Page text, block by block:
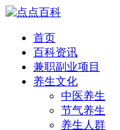
首页
百科资讯
兼职副业项目
养生文化
中医养生
节气养生
养生人群